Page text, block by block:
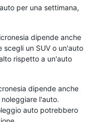
per una settimana,
dipende anche
un SUV o un'auto
rispetto a un'auto
dipende anche
l'auto.
auto potrebbero